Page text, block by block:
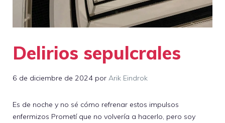
Delirios sepulcrales
6 de diciembre de 2024 por Arik Eindrok
Es de noche y no sé cómo refrenar estos impulsos
enfermizos Prometí que no volvería a hacerlo, pero soy